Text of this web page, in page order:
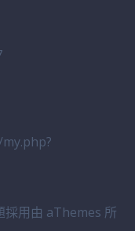
採用由 aThemes 所